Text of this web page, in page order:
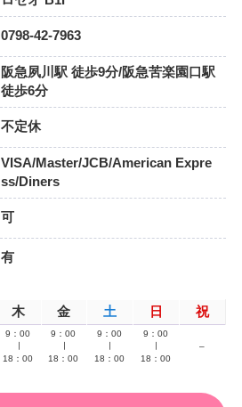
0798-42-7963
阪急夙川駅 徒歩9分/阪急苦楽園口駅
徒歩6分
不定休
VISA/Master/JCB/American Expre
ss/Diners
可
有
木 金 土 日 祝
9：00
18：00
9：00
18：00
9：00
18：00
9：00
18：00
–